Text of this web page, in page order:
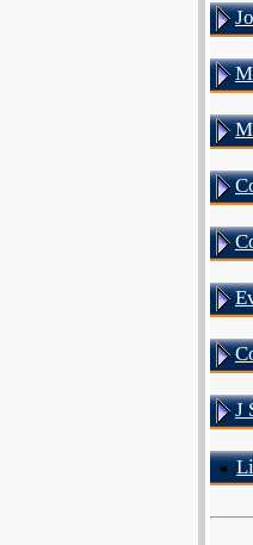
J